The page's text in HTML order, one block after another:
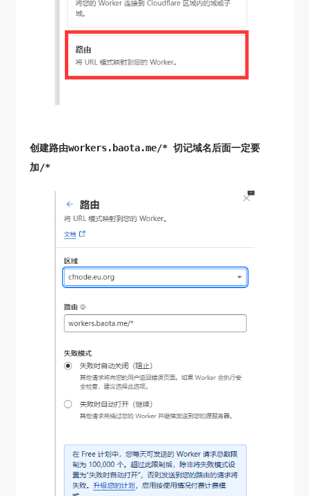
创建路由workers.baota.me/* 切记域名后面一定要
加/*